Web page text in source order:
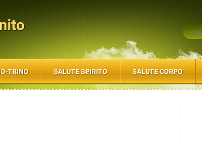
TRINO SALUTE SPIRITO SALUTE CORPO